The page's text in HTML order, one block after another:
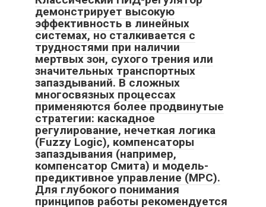
демонстрирует высокую
эффективность в линейных
системах, но сталкивается с
трудностями при наличии
мертвых зон, сухого трения или
значительных транспортных
запаздываний. В сложных
многосвязных процессах
применяются более продвинутые
стратегии: каскадное
регулирование, нечеткая логика
(Fuzzy Logic), компенсаторы
запаздывания (например,
компенсатор Смита) и модель-
предиктивное управление (MPC).
Для глубокого понимания
принципов работы рекомендуется